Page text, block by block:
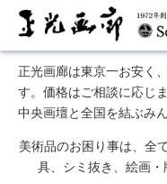
正光画廊は東京一お安く
す。価格はご相談に応じま
中央画壇と全国を結ぶみ
美術品のお困り事は、全
具、シミ抜き、絵画